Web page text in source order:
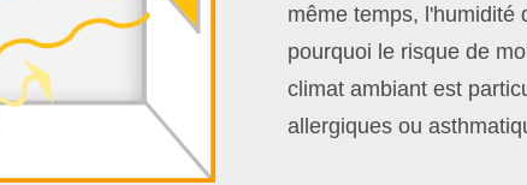
même temps, l'humidité
pourquoi le risque de
climat ambiant est
allergiques ou